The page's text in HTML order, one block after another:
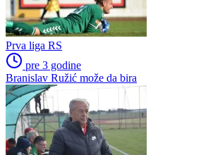
Prva liga RS
pre 3 godine
Branislav Ružić može da bira